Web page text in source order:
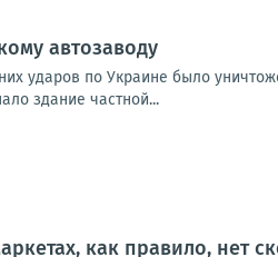
автозаводу
ударов по Украине было
здание частной...
как правило, нет